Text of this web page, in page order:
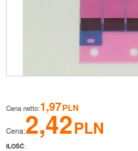
Cena netto:1,97PLN
Cena:2,42PLN
ILOŚĆ: